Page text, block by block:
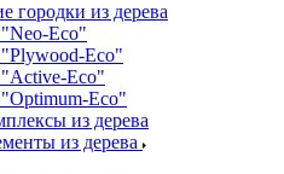
городки из дерева
Eco"
Eco"
Eco"
Еco"
из дерева
из дерева